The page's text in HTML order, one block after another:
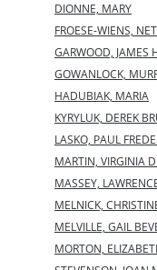
DIONNE, MARY
FROESE-WIENS,
GARWOOD, JAMES
GOWANLOCK,
HADUBIAK, MARIA
KYRYLUK, DEREK
LASKO, PAUL
MARTIN, VIRGINIA
MASSEY,
MELNICK,
MELVILLE, GAIL
MORTON,